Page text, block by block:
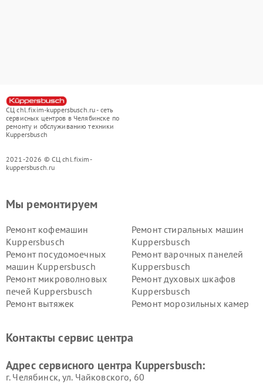
СЦ chl.fixim-kuppersbusch.ru - сеть
сервисных центров в Челябинске по
ремонту и обслуживанию техники
Kuppersbusch
2021-2026 © СЦ chl.fixim-
kuppersbusch.ru
Мы ремонтируем
Ремонт кофемашин
Kuppersbusch
Ремонт стиральных машин
Kuppersbusch
Ремонт посудомоечных
машин Kuppersbusch
Ремонт варочных панелей
Kuppersbusch
Ремонт микроволновых
печей Kuppersbusch
Ремонт духовых шкафов
Kuppersbusch
Ремонт вытяжек
Ремонт морозильных камер
Kuppersbusch
вакуумных упаковщиков
Ремонт сушильных машин Kuppersbusch
Контакты сервис центра
Адрес сервисного центра Kuppersbusch:
г. Челябинск, ул. Чайковского, 60